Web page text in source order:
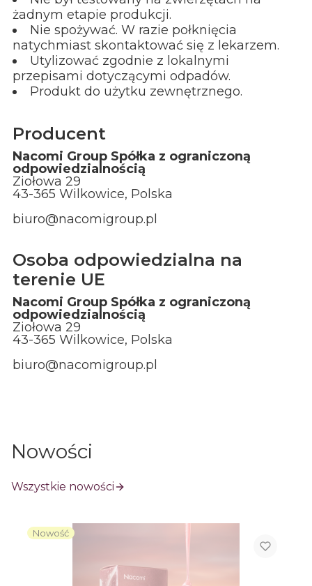
żadnym etapie produkcji.
Nie spożywać. W razie połknięcia
natychmiast skontaktować się z lekarzem.
Utylizować zgodnie z lokalnymi
przepisami dotyczącymi odpadów.
Produkt do użytku zewnętrznego.
Producent
Nacomi Group Spółka z ograniczoną
odpowiedzialnością
Ziołowa 29
43-365 Wilkowice, Polska
biuro@nacomigroup.pl
Osoba odpowiedzialna na
terenie UE
Nacomi Group Spółka z ograniczoną
odpowiedzialnością
Ziołowa 29
43-365 Wilkowice, Polska
biuro@nacomigroup.pl
Nowości
Wszystkie nowości
Nowość